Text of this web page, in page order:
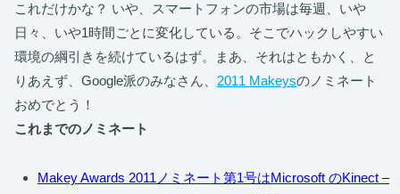
これだけかな？ いや、スマートフォンの市場は毎週、いや
日々、いや1時間ごとに変化している。そこでハックしやすい
環境の綱引きを続けているはず。まあ、それはともかく、と
りあえず、Google派のみなさん、 2011 Makeysのノミネート
おめでとう！
これまでのノミネート
Makey Awards 2011ノミネート第1号はMicrosoft のKinect –